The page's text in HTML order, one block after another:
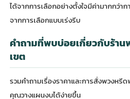
ได้จากการเลือกอย่างตั้งใจมีค่ามากกว่า
จากการเลือกแบบเร่งรีบ
คำถามที่พบบ่อยเกี่ยวกับร้าน
เขต
รวมคำถามเรื่องราคาและการสั่งพวงหรี
คุณวางแผนงบได้ง่ายขึ้น